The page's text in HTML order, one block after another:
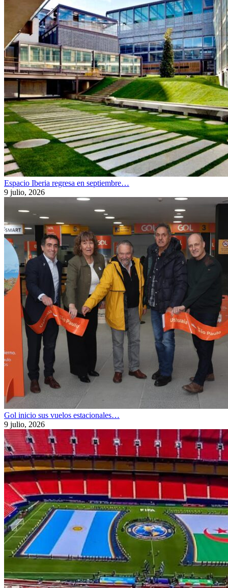
Espacio Iberia regresa en septiembre…
9 julio, 2026
Gol inicio sus vuelos estacionales…
9 julio, 2026